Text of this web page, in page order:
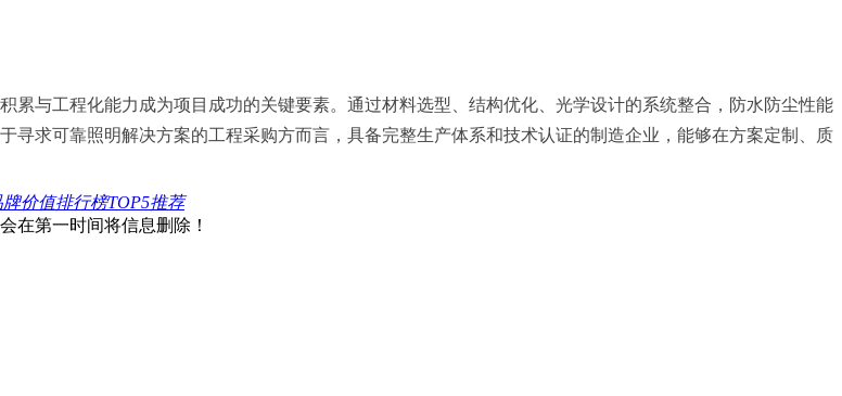
与工程化能力成为项目成功的关键要素。通过材料选型、结构优化、光学设计的系统整合，防水防尘性能
求可靠照明解决方案的工程采购方而言，具备完整生产体系和技术认证的制造企业，能够在方案定制、质
价值排行榜TOP5推荐
在第一时间将信息删除！